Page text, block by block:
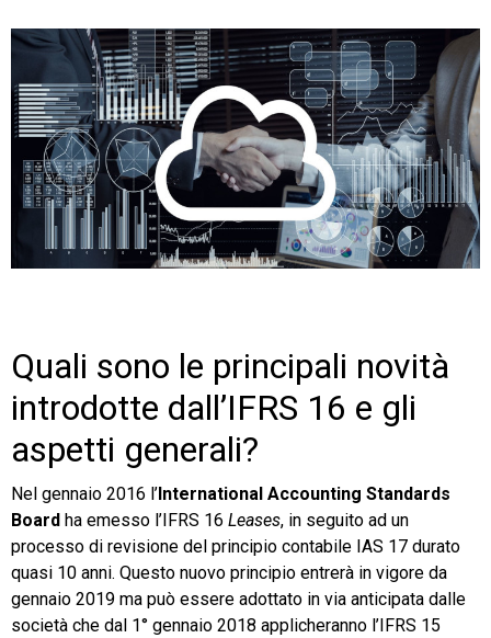
Fatturazione
Financial Solutions
Trust Services
TeamSystem Corporate
Quali sono le principali novità
introdotte dall’IFRS 16 e gli
aspetti generali?
Nel gennaio 2016 l’ International Accounting Standards
Board ha emesso l’IFRS 16 Leases, in seguito ad un
processo di revisione del principio contabile IAS 17 durato
quasi 10 anni. Questo nuovo principio entrerà in vigore da
gennaio 2019 ma può essere adottato in via anticipata dalle
società che dal 1° gennaio 2018 applicheranno l’IFRS 15